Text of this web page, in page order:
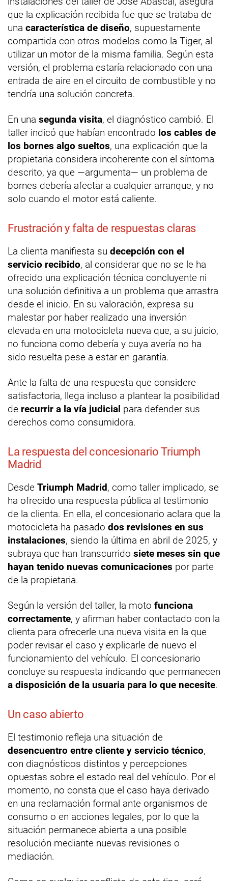
que la explicación recibida fue que se trataba de
una característica de diseño, supuestamente
compartida con otros modelos como la Tiger, al
utilizar un motor de la misma familia. Según esta
versión, el problema estaría relacionado con una
entrada de aire en el circuito de combustible y no
tendría una solución concreta.
En una segunda visita, el diagnóstico cambió. El
taller indicó que habían encontrado los cables de
los bornes algo sueltos, una explicación que la
propietaria considera incoherente con el síntoma
descrito, ya que —argumenta— un problema de
bornes debería afectar a cualquier arranque, y no
solo cuando el motor está caliente.
Frustración y falta de respuestas claras
La clienta manifiesta su decepción con el
servicio recibido, al considerar que no se le ha
ofrecido una explicación técnica concluyente ni
una solución definitiva a un problema que arrastra
desde el inicio. En su valoración, expresa su
malestar por haber realizado una inversión
elevada en una motocicleta nueva que, a su juicio,
no funciona como debería y cuya avería no ha
sido resuelta pese a estar en garantía.
Ante la falta de una respuesta que considere
satisfactoria, llega incluso a plantear la posibilidad
de recurrir a la vía judicial para defender sus
derechos como consumidora.
La respuesta del concesionario Triumph
Madrid
Desde Triumph Madrid, como taller implicado, se
ha ofrecido una respuesta pública al testimonio
de la clienta. En ella, el concesionario aclara que la
motocicleta ha pasado dos revisiones en sus
instalaciones, siendo la última en abril de 2025, y
subraya que han transcurrido siete meses sin que
hayan tenido nuevas comunicaciones por parte
de la propietaria.
Según la versión del taller, la moto funciona
correctamente, y afirman haber contactado con la
clienta para ofrecerle una nueva visita en la que
poder revisar el caso y explicarle de nuevo el
funcionamiento del vehículo. El concesionario
concluye su respuesta indicando que permanecen
a disposición de la usuaria para lo que necesite.
Un caso abierto
El testimonio refleja una situación de
desencuentro entre cliente y servicio técnico,
con diagnósticos distintos y percepciones
opuestas sobre el estado real del vehículo. Por el
momento, no consta que el caso haya derivado
en una reclamación formal ante organismos de
consumo o en acciones legales, por lo que la
situación permanece abierta a una posible
resolución mediante nuevas revisiones o
mediación.